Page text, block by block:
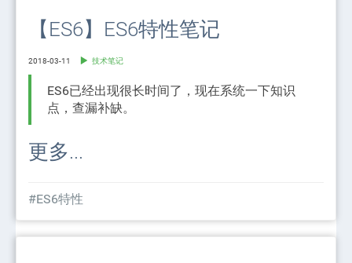
【ES6】ES6特性笔记
2018-03-11 技术笔记
ES6已经出现很长时间了，现在系统一下知识
点，查漏补缺。
更多...
#ES6特性